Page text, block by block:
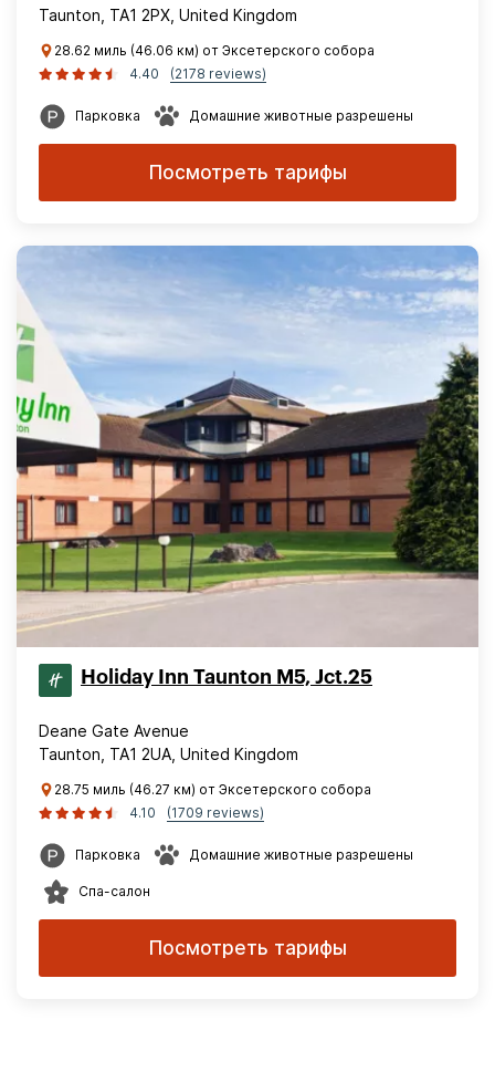
Taunton, TA1 2PX, United Kingdom
28.62 миль (46.06 км) от Эксетерского собора
4.40
(2178 reviews)
Парковка Домашние животные разрешены
Посмотреть тарифы
Holiday Inn Taunton M5, Jct.25
Deane Gate Avenue
Taunton, TA1 2UA, United Kingdom
28.75 миль (46.27 км) от Эксетерского собора
4.10
(1709 reviews)
Парковка Домашние животные разрешены
Спа-салон
Посмотреть тарифы